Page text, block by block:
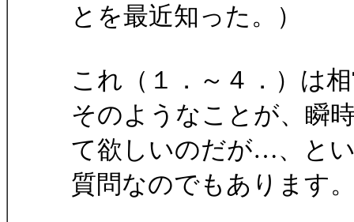
とを最近知った。）
これ（１．～４．）は
そのようなことが、瞬
て欲しいのだが…、と
質問なのでもあります